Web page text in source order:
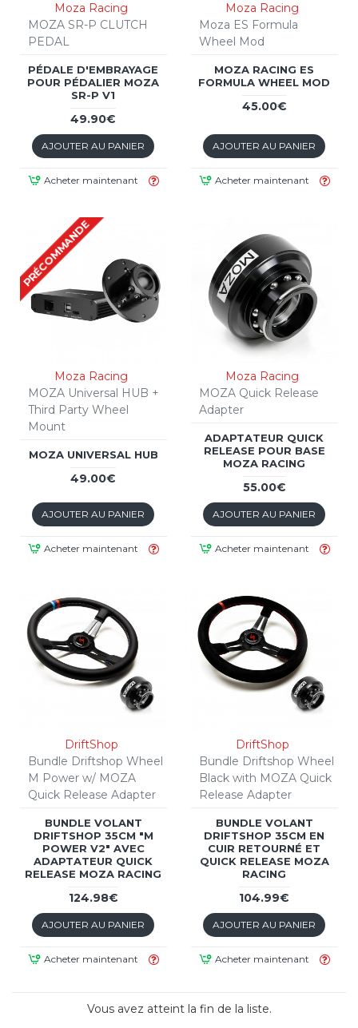
Moza Racing
MOZA SR-P CLUTCH
PEDAL
PÉDALE D'EMBRAYAGE
POUR PÉDALIER MOZA
SR-P V1
49.90€
AJOUTER AU PANIER
Acheter maintenant
Moza Racing
Moza ES Formula
Wheel Mod
MOZA RACING ES
FORMULA WHEEL MOD
45.00€
AJOUTER AU PANIER
Acheter maintenant
PRÉCOMMANDE
Moza Racing
MOZA Universal HUB +
Third Party Wheel
Mount
MOZA UNIVERSAL HUB
49.00€
AJOUTER AU PANIER
Acheter maintenant
Moza Racing
MOZA Quick Release
Adapter
ADAPTATEUR QUICK
RELEASE POUR BASE
MOZA RACING
55.00€
AJOUTER AU PANIER
Acheter maintenant
DriftShop
Bundle Driftshop Wheel
M Power w/ MOZA
Quick Release Adapter
BUNDLE VOLANT
DRIFTSHOP 35CM "M
POWER V2" AVEC
ADAPTATEUR QUICK
RELEASE MOZA RACING
124.98€
AJOUTER AU PANIER
Acheter maintenant
DriftShop
Bundle Driftshop Wheel
Black with MOZA Quick
Release Adapter
BUNDLE VOLANT
DRIFTSHOP 35CM EN
CUIR RETOURNÉ ET
QUICK RELEASE MOZA
RACING
104.99€
AJOUTER AU PANIER
Acheter maintenant
Vous avez atteint la fin de la liste.